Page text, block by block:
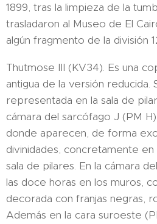
1899, tras la limpieza de la
trasladaron al Museo de El
algún fragmento de la división
Thutmose III (KV34). Es una
antigua de la versión reducida.
representada en la sala de
cámara del sarcófago J (PM
donde aparecen, de forma
divinidades, concretamente
sala de pilares. En la cámara
las doce horas en los muros,
decorada con franjas negras,
Además en la cara suroeste